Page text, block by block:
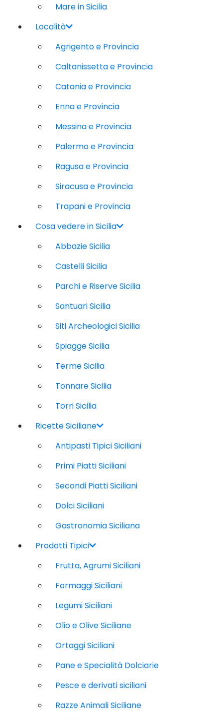
Mare in Sicilia
Località
Agrigento e Provincia
Caltanissetta e Provincia
Catania e Provincia
Enna e Provincia
Messina e Provincia
Palermo e Provincia
Ragusa e Provincia
Siracusa e Provincia
Trapani e Provincia
Cosa vedere in Sicilia
Abbazie Sicilia
Castelli Sicilia
Parchi e Riserve Sicilia
Santuari Sicilia
Siti Archeologici Sicilia
Spiagge Sicilia
Terme Sicilia
Tonnare Sicilia
Torri Sicilia
Ricette Siciliane
Antipasti Tipici Siciliani
Primi Piatti Siciliani
Secondi Piatti Siciliani
Dolci Siciliani
Gastronomia Siciliana
Prodotti Tipici
Frutta, Agrumi Siciliani
Formaggi Siciliani
Legumi Siciliani
Olio e Olive Siciliane
Ortaggi Siciliani
Pane e Specialità Dolciarie
Pesce e derivati siciliani
Razze Animali Siciliane